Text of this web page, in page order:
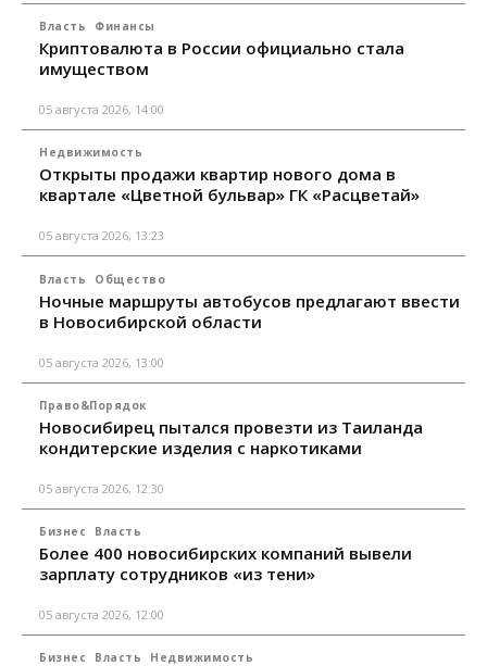
Власть Финансы
Криптовалюта в России официально стала
имуществом
05 августа 2026, 14:00
Недвижимость
Открыты продажи квартир нового дома в
квартале «Цветной бульвар» ГК «Расцветай»
05 августа 2026, 13:23
Власть Общество
Ночные маршруты автобусов предлагают ввести
в Новосибирской области
05 августа 2026, 13:00
Право&Порядок
Новосибирец пытался провезти из Таиланда
кондитерские изделия с наркотиками
05 августа 2026, 12:30
Бизнес Власть
Более 400 новосибирских компаний вывели
зарплату сотрудников «из тени»
05 августа 2026, 12:00
Бизнес Власть Недвижимость